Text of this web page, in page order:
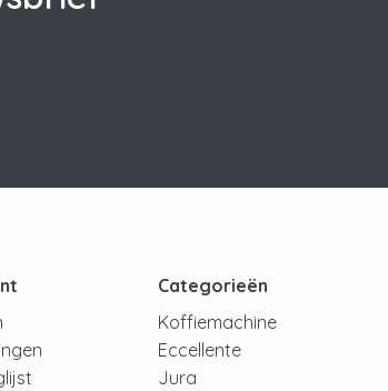
Categorieën
Koffiemachine
Eccellente
Jura